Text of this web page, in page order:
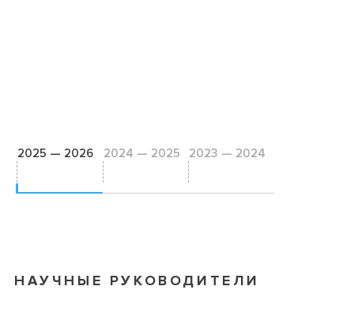
2025 — 2026 2024 — 2025 2023 — 2024
НАУЧНЫЕ РУКОВОДИТЕЛИ